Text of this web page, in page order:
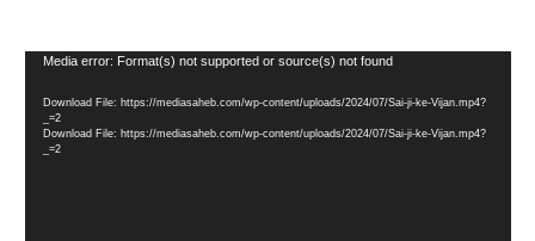
Video
Media error: Format(s) not supported or source(s) not found
Download File: https://mediasaheb.com/wp-content/uploads/2024/07/Sai-ji-ke-Vijan.mp4?
_=2
Download File: https://mediasaheb.com/wp-content/uploads/2024/07/Sai-ji-ke-Vijan.mp4?
_=2